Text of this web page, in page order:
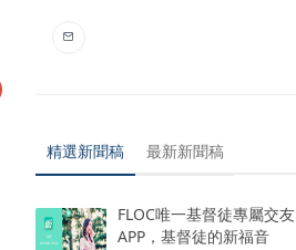
精選新聞稿 最新新聞稿
FLOC唯一基督徒專屬交友
APP，基督徒的新福音